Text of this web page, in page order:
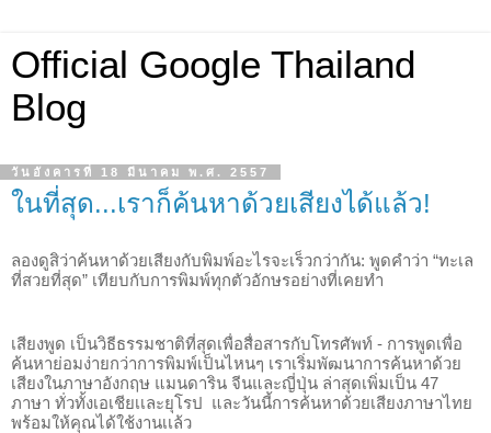
Official Google Thailand
Blog
วันอังคารที่ 18 มีนาคม พ.ศ. 2557
ในที่สุด...เราก็ค้นหาด้วยเสียงได้แล้ว!
ลองดูสิว่าค้นหาด้วยเสียงกับพิมพ์อะไรจะเร็วกว่ากัน: พูดคำว่า “ทะเล
ที่สวยที่สุด” เทียบกับการพิมพ์ทุกตัวอักษรอย่างที่เคยทำ
เสียงพูด เป็นวิธีธรรมชาติที่สุดเพื่อสื่อสารกับโทรศัพท์ - การพูดเพื่อ
ค้นหาย่อมง่ายกว่าการพิมพ์เป็นไหนๆ เราเริ่มพัฒนาการค้นหาด้วย
เสียงในภาษาอังกฤษ แมนดาริน จีนและญี่ปุ่น ล่าสุดเพิ่มเป็น 47
ภาษา ทั่วทั้งเอเชียเเละยุโรป  และวันนี้การค้นหาด้วยเสียงภาษาไทย
พร้อมให้คุณได้ใช้งานเเล้ว